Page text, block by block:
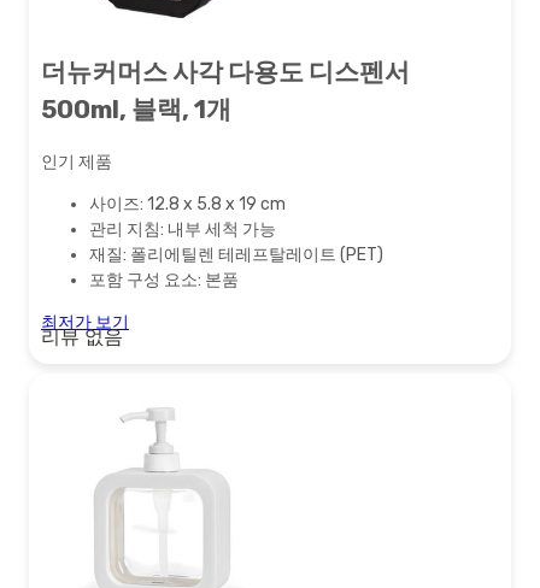
더뉴커머스 사각 다용도 디스펜서
500ml, 블랙, 1개
인기 제품
사이즈: 12.8 x 5.8 x 19 cm
관리 지침: 내부 세척 가능
재질: 폴리에틸렌 테레프탈레이트 (PET)
포함 구성 요소: 본품
최저가 보기
리뷰 없음